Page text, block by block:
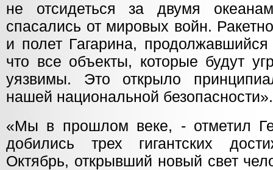
не отсидеться за двумя
спасались от мировых войн.
и полет Гагарина,
что все объекты, которые будут
уязвимы. Это открыло
нашей национальной безопасности».
«Мы в прошлом веке, - отметил
добились трех гигантских
Октябрь, открывший новый свет